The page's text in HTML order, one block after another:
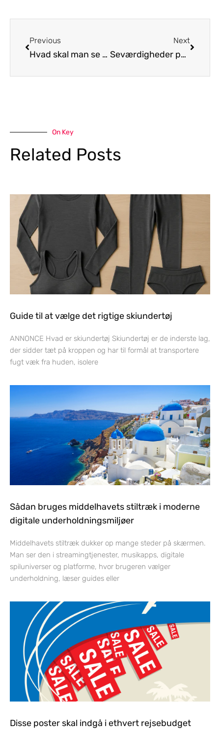
Previous
Hvad skal man se på Madeira
Next
Seværdigheder på Lolland-Falster – Knuthenborg, Marielyst og Middelaldercentret
On Key
Related Posts
Guide til at vælge det rigtige skiundertøj
ANNONCE Hvad er skiundertøj Skiundertøj er de inderste lag,
der sidder tæt på kroppen og har til formål at transportere
fugt væk fra huden, isolere
Sådan bruges middelhavets stiltræk i moderne
digitale underholdningsmiljøer
Middelhavets stiltræk dukker op mange steder på skærmen.
Man ser den i streamingtjenester, musikapps, digitale
spiluniverser og platforme, hvor brugeren vælger
underholdning, læser guides eller
Disse poster skal indgå i ethvert rejsebudget